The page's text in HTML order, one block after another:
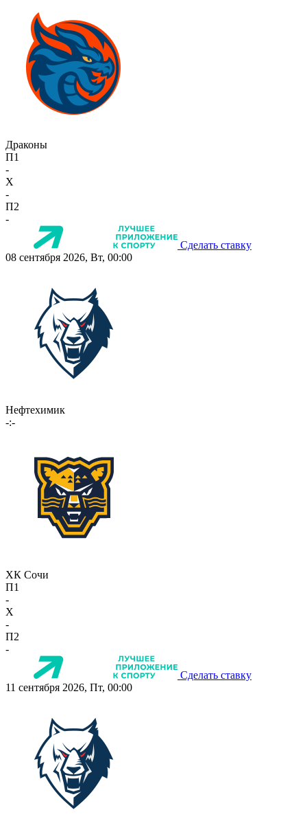
Драконы
П1
-
X
-
П2
-
Сделать ставку
08 сентября 2026, Вт, 00:00
Нефтехимик
-:-
ХК Сочи
П1
-
X
-
П2
-
Сделать ставку
11 сентября 2026, Пт, 00:00